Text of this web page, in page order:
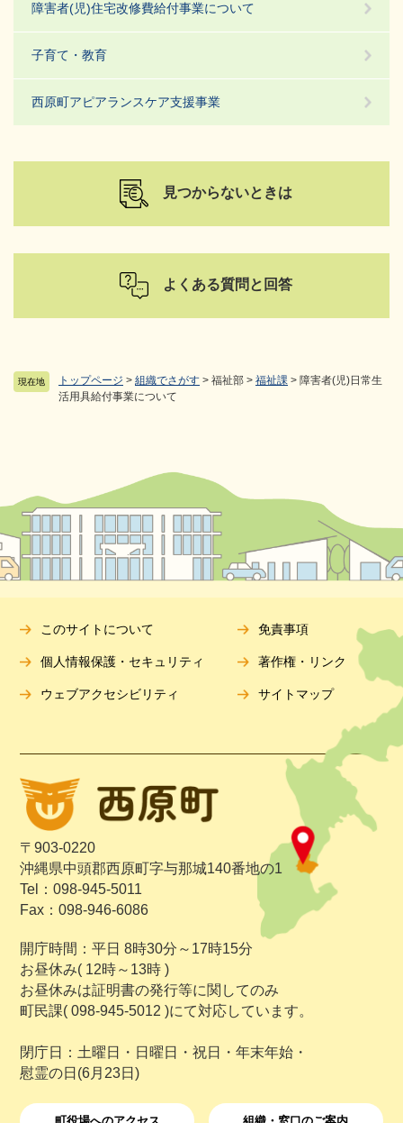
現在地 トップページ > 組織でさがす > 福祉部 > 福祉課 > 障害者(児)日常生
活用具給付事業について
障害者(児)住宅改修費給付事業について
子育て・教育
西原町アピアランスケア支援事業
見つからないときは
よくある質問と回答
〒903-0220
沖縄県中頭郡西原町字与那城140番地の1
Tel：098-945-5011
Fax：098-946-6086
開庁時間：平日 8時30分～17時15分
お昼休み( 12時～13時 )
お昼休みは証明書の発行等に関してのみ
町民課( 098-945-5012 )にて対応しています。
閉庁日：土曜日・日曜日・祝日・年末年始・
慰霊の日(6月23日)
このサイトについて 免責事項
個人情報保護・セキュリティ 著作権・リンク
ウェブアクセシビリティ サイトマップ